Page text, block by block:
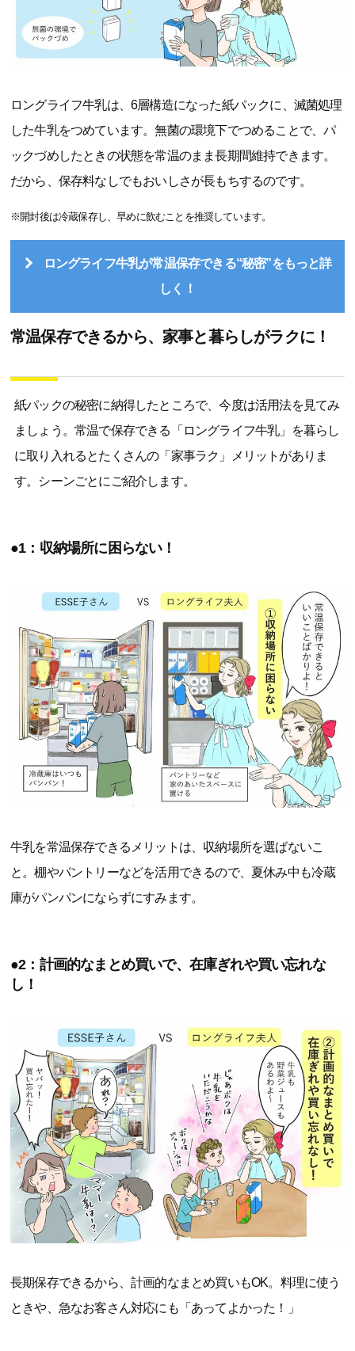
ロングライフ牛乳は、6層構造になった紙パックに、滅菌処理
した牛乳をつめています。無菌の環境下でつめることで、パ
ックづめしたときの状態を常温のまま長期間維持できます。
だから、保存料なしでもおいしさが長もちするのです。
※開封後は冷蔵保存し、早めに飲むことを推奨しています。
ロングライフ牛乳が常温保存できる“秘密”をもっと詳
しく！
常温保存できるから、家事と暮らしがラクに！
紙パックの秘密に納得したところで、今度は活用法を見てみ
ましょう。常温で保存できる「ロングライフ牛乳」を暮らし
に取り入れるとたくさんの「家事ラク」メリットがありま
す。シーンごとにご紹介します。
●1：収納場所に困らない！
牛乳を常温保存できるメリットは、収納場所を選ばないこ
と。棚やパントリーなどを活用できるので、夏休み中も冷蔵
庫がパンパンにならずにすみます。
●2：計画的なまとめ買いで、在庫ぎれや買い忘れな
し！
長期保存できるから、計画的なまとめ買いもOK。料理に使う
ときや、急なお客さん対応にも「あってよかった！」